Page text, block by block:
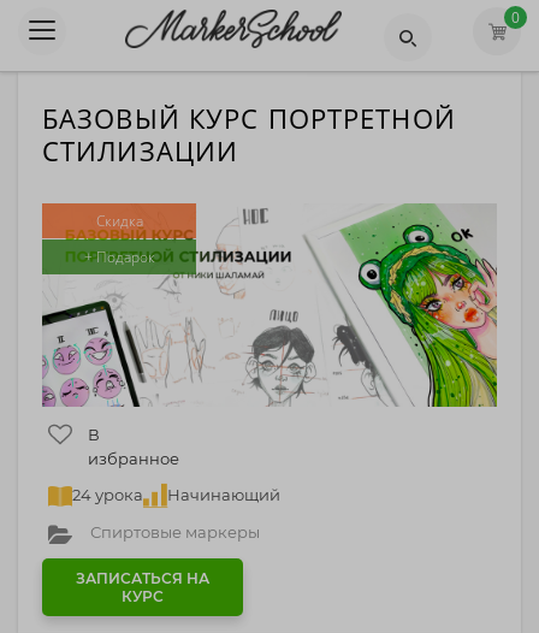
0
БАЗОВЫЙ КУРС ПОРТРЕТНОЙ
СТИЛИЗАЦИИ
Скидка
+ Подарок
В
избранное
24 урока
Начинающий
Спиртовые маркеры
ЗАПИСАТЬСЯ НА
КУРС